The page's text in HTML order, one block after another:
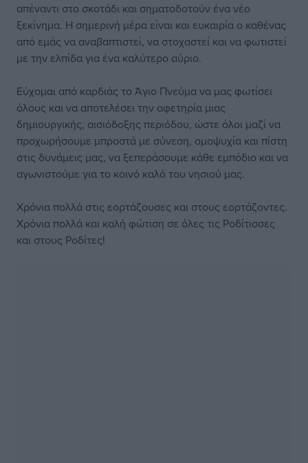
απέναντι στο σκοτάδι και σηματοδοτούν ένα νέο
ξεκίνημα. Η σημερινή μέρα είναι και ευκαιρία ο καθένας
από εμάς να αναβαπτιστεί, να στοχαστεί και να φωτιστεί
με την ελπίδα για ένα καλύτερο αύριο.
Εύχομαι από καρδιάς το Άγιο Πνεύμα να μας φωτίσει
όλους και να αποτελέσει την αφετηρία μιας
δημιουργικής, αισιόδοξης περιόδου, ώστε όλοι μαζί να
προχωρήσουμε μπροστά με σύνεση, ομοψυχία και πίστη
στις δυνάμεις μας, να ξεπεράσουμε κάθε εμπόδιο και να
αγωνιστούμε για το κοινό καλό του νησιού μας.
Χρόνια πολλά στις εορτάζουσες και στους εορτάζοντες.
Χρόνια πολλά και καλή φώτιση σε όλες τις Ροδίτισσες
και στους Ροδίτες!